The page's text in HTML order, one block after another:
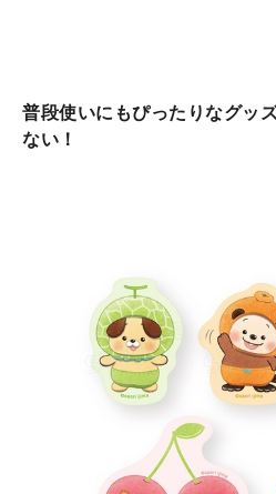
普段使いにもぴったりなグッ
ない！